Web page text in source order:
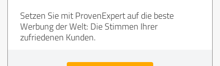
Setzen Sie mit ProvenExpert auf die beste
Werbung der Welt: Die Stimmen Ihrer
zufriedenen Kunden.